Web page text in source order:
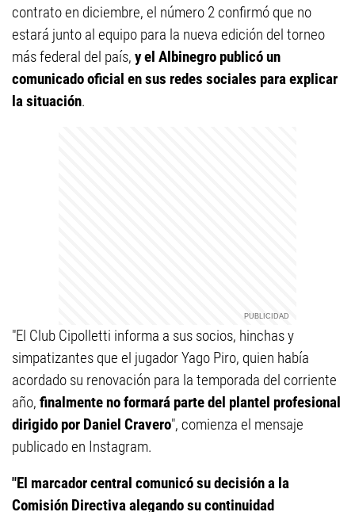
contrato en diciembre, el número 2 confirmó que no
estará junto al equipo para la nueva edición del torneo
más federal del país, y el Albinegro publicó un
comunicado oficial en sus redes sociales para explicar
la situación.
"El Club Cipolletti informa a sus socios, hinchas y
simpatizantes que el jugador Yago Piro, quien había
acordado su renovación para la temporada del corriente
año, finalmente no formará parte del plantel profesional
dirigido por Daniel Cravero", comienza el mensaje
publicado en Instagram.
"El marcador central comunicó su decisión a la
Comisión Directiva alegando su continuidad